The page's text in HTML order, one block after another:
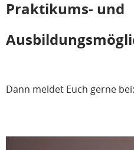
Praktikums- und
Dann meldet Euch gerne bei: